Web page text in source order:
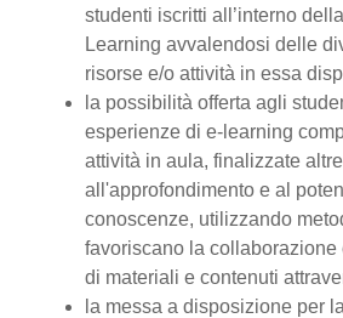
studenti iscritti all’interno
Learning avvalendosi delle
risorse e/o attività in essa
la possibilità offerta agli
esperienze di e-learning
attività in aula, finalizzate
all'approfondimento e al
conoscenze, utilizzando
favoriscano la
di materiali e contenuti
la messa a disposizione per